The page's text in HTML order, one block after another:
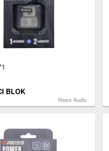
BLOK
Reiss Audio